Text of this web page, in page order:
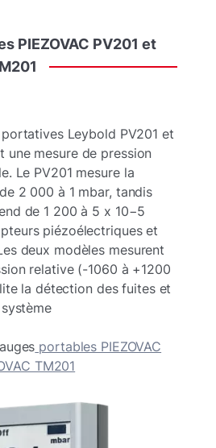
PIEZOVAC PV201 et
Leybold PV201 et
une mesure de pression
Le PV201 mesure la
2 000 à 1 mbar, tandis
de 1 200 à 5 x 10−5
piézoélectriques et
deux modèles mesurent
relative (-1060 à +1200
la détection des fuites et
portables PIEZOVAC
TM201